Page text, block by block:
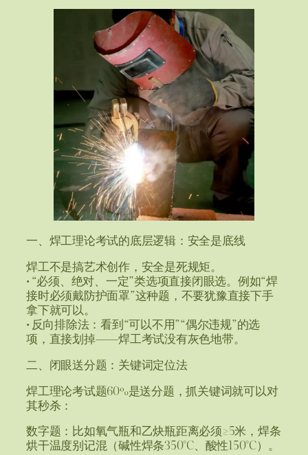
一、焊工理论考试的底层逻辑：安全是底线
焊工不是搞艺术创作，安全是死规矩。
• “必须、绝对、一定”类选项直接闭眼选。例如“焊
接时必须戴防护面罩”这种题，不要犹豫直接下手
拿下就可以。
• 反向排除法：看到“可以不用”“偶尔违规”的选
项，直接划掉——焊工考试没有灰色地带。
二、闭眼送分题：关键词定位法
焊工理论考试题60%是送分题，抓关键词就可以对
其秒杀：
数字题：比如氧气瓶和乙炔瓶距离必须≥5米，焊条
烘干温度别记混（碱性焊条350°C、酸性150°C）。